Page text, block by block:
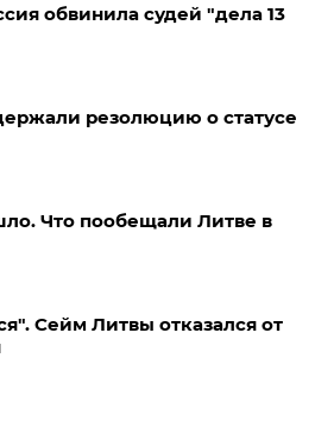
обвинила судей "дела 13
резолюцию о статусе
Что пообещали Литве в
Сейм Литвы отказался от